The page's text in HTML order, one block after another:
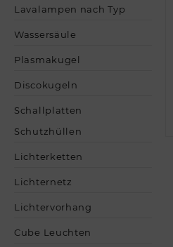
Lavalampen nach Typ
Wassersäule
Plasmakugel
Discokugeln
Schallplatten
Schutzhüllen
Lichterketten
Lichternetz
Lichtervorhang
Cube Leuchten